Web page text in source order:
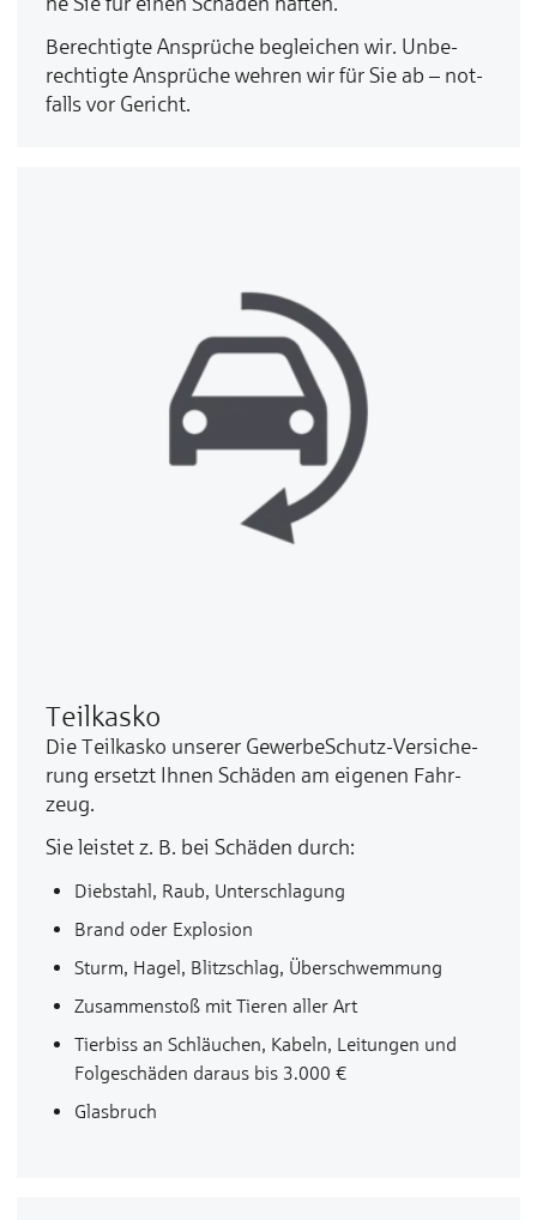
Be­rech­tig­te An­sprü­che be­glei­chen wir. Un­be­
rech­tig­te An­sprü­che weh­ren wir für Sie ab – not­
falls vor Ge­richt.
Teilkasko
Die Teil­kas­ko un­se­rer GewerbeSchutz-Ver­si­che­
rung er­setzt Ih­nen Schä­den am ei­ge­nen Fahr­
zeug.
Sie leis­tet z. B. bei Schä­den durch:
Dieb­stahl, Raub, Un­ter­schla­gung
Brand oder Ex­plo­sion
Sturm, Ha­gel, Blitz­schlag, Über­schwem­mung
Zu­sam­men­stoß mit Tie­ren al­ler Art
Tier­biss an Schläu­chen, Ka­beln, Lei­tun­gen und
Fol­ge­schä­den da­raus bis 3.000 €
Glas­bruch